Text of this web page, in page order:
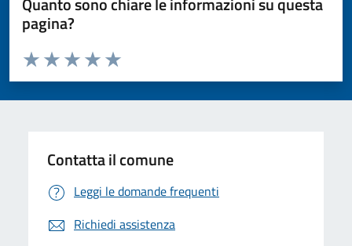
pagina?
Valuta da 1 a 5 stelle la pagina
Valuta 5 stelle su 5
Valuta 4 stelle su 5
Valuta 3 stelle su 5
Valuta 2 stelle su 5
Valuta 1 stelle su 5
Contatta il comune
Leggi le domande frequenti
Richiedi assistenza